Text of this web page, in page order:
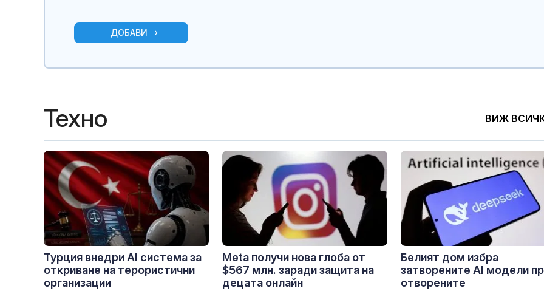
ДОБАВИ
Техно ВИЖ
Турция внедри AI система за
откриване на терористични
организации
Meta получи нова глоба от
$567 млн. заради защита на
децата онлайн
Белият дом избра
затворените AI модели
отворените